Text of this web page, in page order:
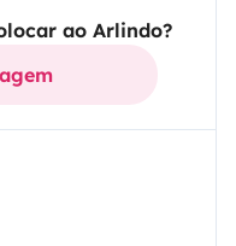
ao Arlindo?